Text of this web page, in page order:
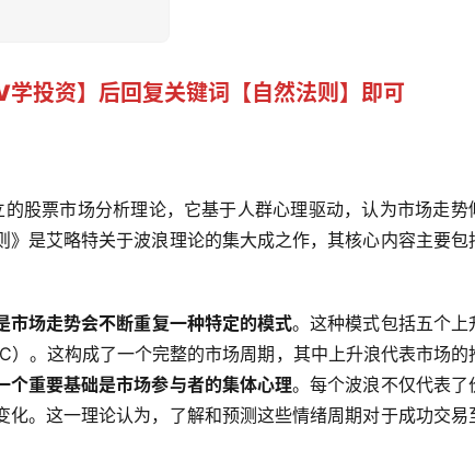
学投资】后回复关键词【自然法则】即可
股票市场分析理论，它基于人群心理驱动，认为市场走势
是艾略特关于波浪理论的集大成之作，其核心内容主要包
市场走势会不断重复一种特定的模式。这种模式包括五个上
）。这构成了一个完整的市场周期，其中上升浪代表市场的
个重要基础是市场参与者的集体心理。每个波浪不仅代表了
。这一理论认为，了解和预测这些情绪周期对于成功交易